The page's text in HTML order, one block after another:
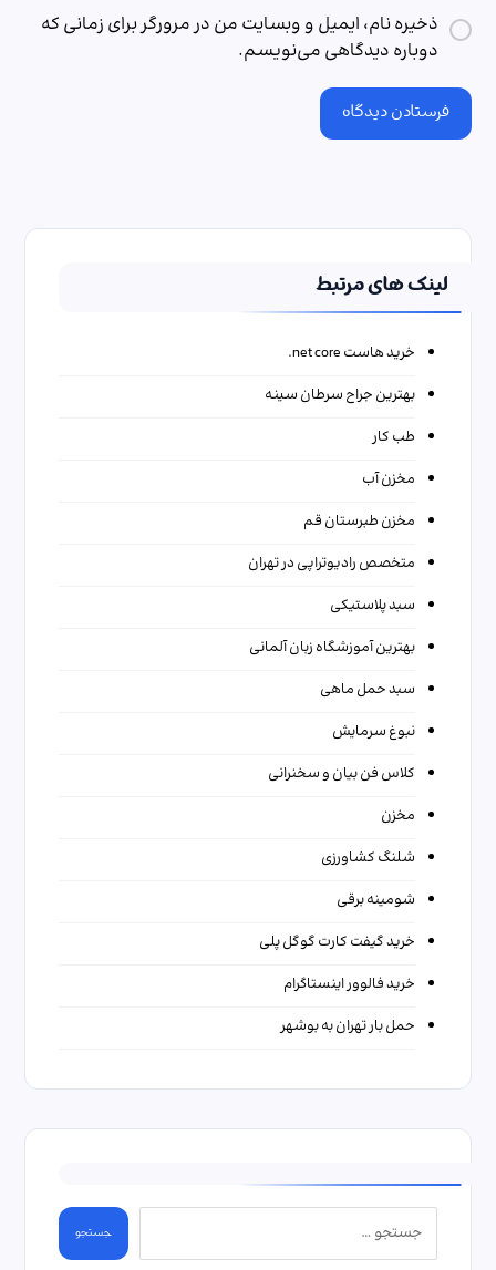
ذخیره نام، ایمیل و وبسایت من در مرورگر برای زمانی که
دوباره دیدگاهی می‌نویسم.
فرستادن دیدگاه
لینک های مرتبط
خرید هاست net core.
بهترین جراح سرطان سینه
طب کار
مخزن آب
مخزن طبرستان قم
متخصص رادیوتراپی در تهران
سبد پلاستیکی
بهترین آموزشگاه زبان آلمانی
سبد حمل ماهی
نبوغ سرمایش
کلاس فن بیان و سخنرانی
مخزن
شلنگ کشاورزی
شومینه برقی
خرید گیفت کارت گوگل پلی
خرید فالوور اینستاگرام
حمل بار تهران به بوشهر
جستجو